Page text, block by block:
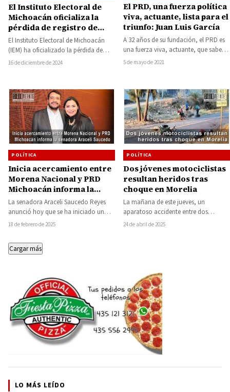
El Instituto Electoral de
Michoacán oficializa la
pérdida de registro de
Encuentro Solidario y tres
partidos más
El Instituto Electoral de Michoacán
(IEM) ha oficializado la pérdida de
registro de cuatro partidos políticos
16 de diciembre de 2024
El PRD, una fuerza política
viva, actuante, lista para el
triunfo: Juan Luis García
A 32 años de su fundación, el PRD es
una fuerza viva, actuante, que sabe
adecuarse y adaptarse…
5 de mayo de 2021
POLÍTICA
Inicia acercamiento entre
Morena Nacional y PRD
Michoacán informa la
senadora Araceli Saucedo
La senadora Araceli Saucedo Reyes
anunció hoy que se ha iniciado un
acercamiento entre Morena Nacional
18 de febrero de 2025
POLÍTICA
Dos jóvenes motociclistas
resultan heridos tras
choque en Morelia
La mañana de este jueves, un
aparatoso accidente entre dos
motociclistas dejó como saldo a dos
24 de abril de 2025
Cargar más
LO MÁS LEÍDO